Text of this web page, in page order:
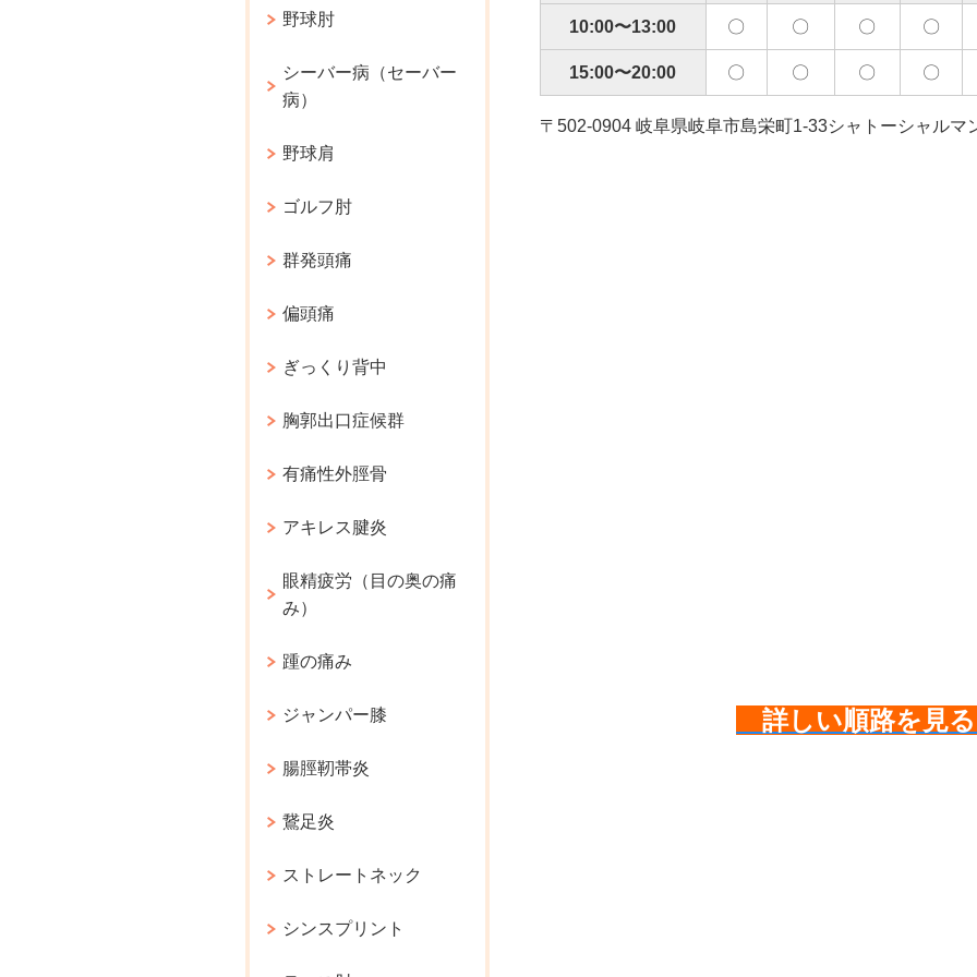
10:00〜13:00 〇 〇 〇 〇
15:00〜20:00 〇 〇 〇 〇
〒502-0904 岐阜県岐阜市島栄町1-33シャトーシャルマ
詳しい順路を見
野球肘
シーバー病（セーバー
病）
野球肩
ゴルフ肘
群発頭痛
偏頭痛
ぎっくり背中
胸郭出口症候群
有痛性外脛骨
アキレス腱炎
眼精疲労（目の奥の痛
み）
踵の痛み
ジャンパー膝
腸脛靭帯炎
鵞足炎
ストレートネック
シンスプリント